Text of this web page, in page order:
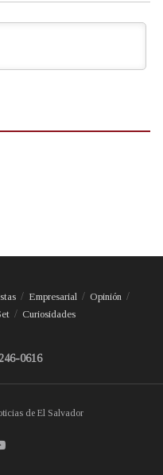
Empresarial
Opinión
Curiosidades
0616
de El Salvador